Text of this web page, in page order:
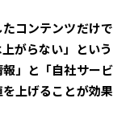
コンテンツだけで
がらない」という
」と「自社サービ
上げることが効果